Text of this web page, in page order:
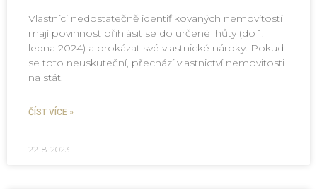
Vlastníci nedostatečně identifikovaných nemovitostí
mají povinnost přihlásit se do určené lhůty (do 1.
ledna 2024) a prokázat své vlastnické nároky. Pokud
se toto neuskuteční, přechází vlastnictví nemovitosti
na stát.
ČÍST VÍCE »
22. 8. 2023